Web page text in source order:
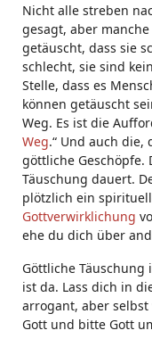
Nicht alle streben
gesagt, aber
getäuscht, dass sie
schlecht, sie sind
Stelle, dass es
können getäuscht
Weg. Es ist die
Weg.“ Und auch
göttliche Geschöpfe.
Täuschung dauert.
plötzlich ein
Gottverwirklichung
ehe du dich über
Göttliche
ist da. Lass dich in
arrogant, aber
Gott und bitte Gott